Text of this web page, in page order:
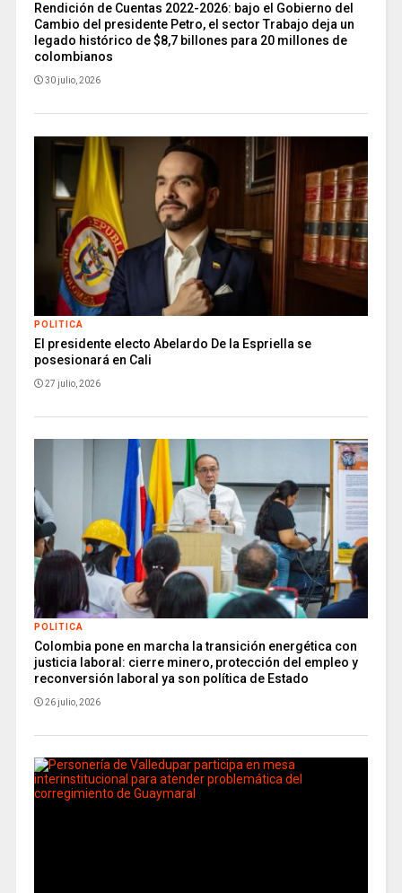
Rendición de Cuentas 2022-2026: bajo el Gobierno del
Cambio del presidente Petro, el sector Trabajo deja un
legado histórico de $8,7 billones para 20 millones de
colombianos
30 julio, 2026
POLITICA
El presidente electo Abelardo De la Espriella se
posesionará en Cali
27 julio, 2026
POLITICA
Colombia pone en marcha la transición energética con
justicia laboral: cierre minero, protección del empleo y
reconversión laboral ya son política de Estado
26 julio, 2026